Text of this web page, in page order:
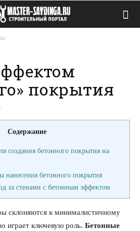
покрытия
Содержание
создания бетонного покрытия на
нанесения бетонного покрытия
за стенами с бетонным эффектом
склоняются к минималистичному
играет ключевую роль. Бетонные